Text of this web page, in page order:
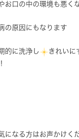
お口の中の環境も悪く
の原因にもなります
的に洗浄し
きれいに
になる方はお声かけく